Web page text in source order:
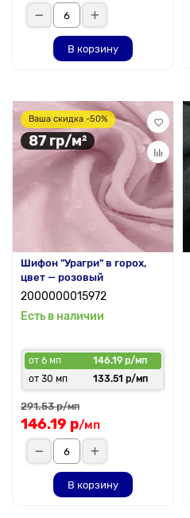
В корзину
Ваша скидка -50%
87 гр/м²
Шифон "Урагри" в горох,
цвет — розовый
2000000015972
Есть в наличии
от 6 мп
146.19 р/мп
от 30 мп
133.51 р/мп
291.53 р/мп
146.19 р/мп
В корзину